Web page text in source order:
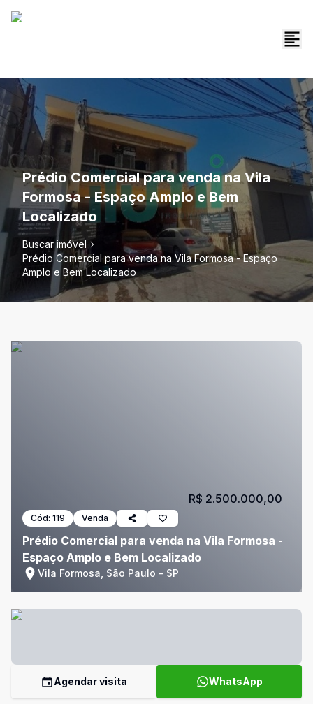
Prédio Comercial para venda na Vila
Formosa - Espaço Amplo e Bem
Localizado
Buscar imóvel
Prédio Comercial para venda na Vila Formosa - Espaço
Amplo e Bem Localizado
Cód: 119 Venda
Prédio Comercial para venda na Vila Formosa -
Espaço Amplo e Bem Localizado
Vila Formosa, São Paulo - SP
R$ 2.500.000,00
Agendar visita WhatsApp